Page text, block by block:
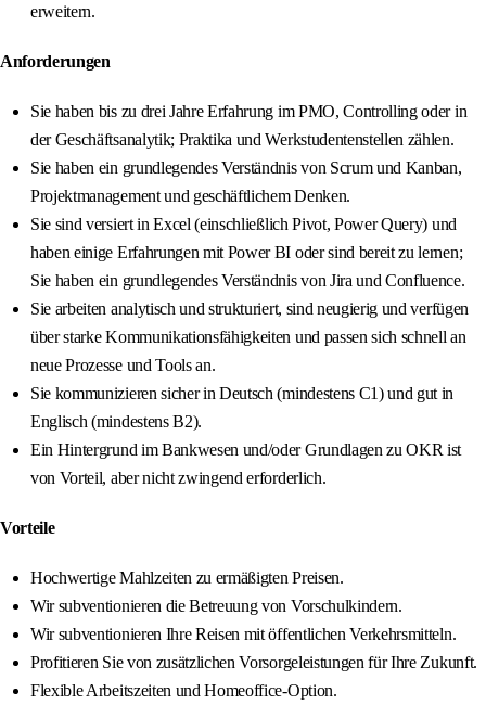
erweitern.
Anforderungen
Sie haben bis zu drei Jahre Erfahrung im PMO, Controlling oder in
der Geschäftsanalytik; Praktika und Werkstudentenstellen zählen.
Sie haben ein grundlegendes Verständnis von Scrum und Kanban,
Projektmanagement und geschäftlichem Denken.
Sie sind versiert in Excel (einschließlich Pivot, Power Query) und
haben einige Erfahrungen mit Power BI oder sind bereit zu lernen;
Sie haben ein grundlegendes Verständnis von Jira und Confluence.
Sie arbeiten analytisch und strukturiert, sind neugierig und verfügen
über starke Kommunikationsfähigkeiten und passen sich schnell an
neue Prozesse und Tools an.
Sie kommunizieren sicher in Deutsch (mindestens C1) und gut in
Englisch (mindestens B2).
Ein Hintergrund im Bankwesen und/oder Grundlagen zu OKR ist
von Vorteil, aber nicht zwingend erforderlich.
Vorteile
Hochwertige Mahlzeiten zu ermäßigten Preisen.
Wir subventionieren die Betreuung von Vorschulkindern.
Wir subventionieren Ihre Reisen mit öffentlichen Verkehrsmitteln.
Profitieren Sie von zusätzlichen Vorsorgeleistungen für Ihre Zukunft.
Flexible Arbeitszeiten und Homeoffice-Option.